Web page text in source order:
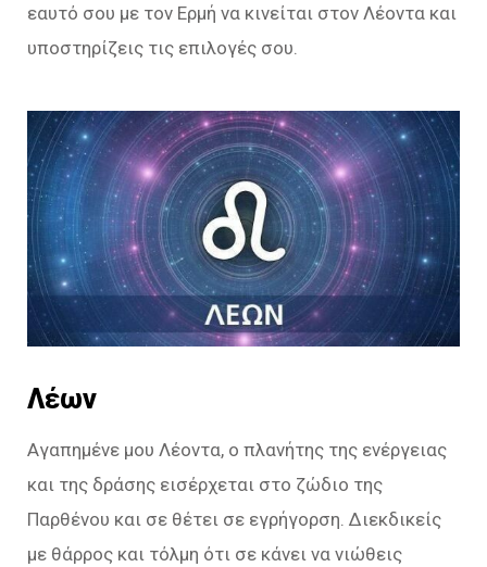
εαυτό σου με τον Ερμή να κινείται στον Λέοντα και
υποστηρίζεις τις επιλογές σου.
Λέων
Αγαπημένε μου Λέοντα, ο πλανήτης της ενέργειας
και της δράσης εισέρχεται στο ζώδιο της
Παρθένου και σε θέτει σε εγρήγορση. Διεκδικείς
με θάρρος και τόλμη ότι σε κάνει να νιώθεις